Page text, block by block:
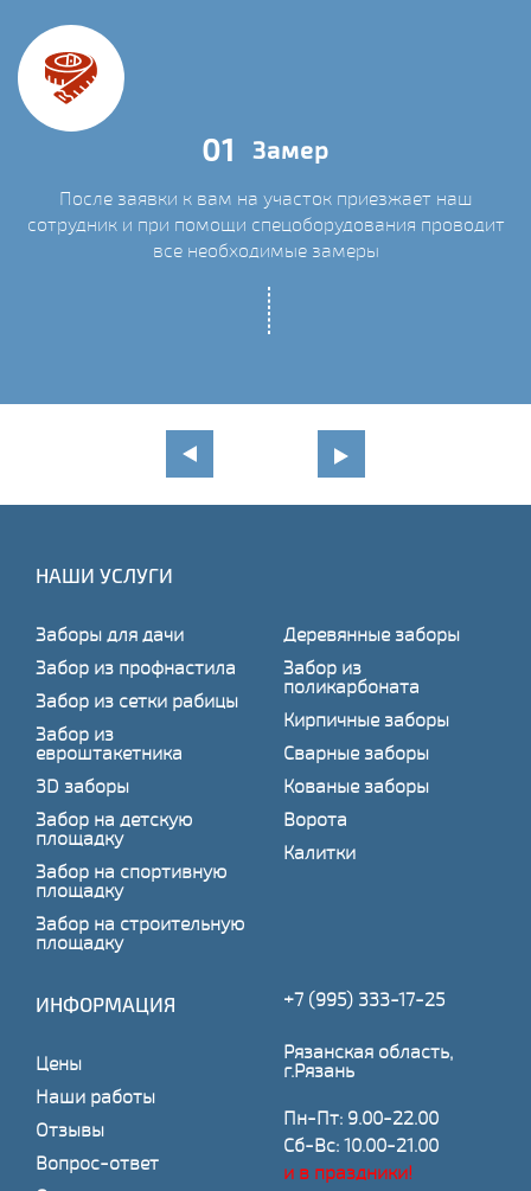
01 Замер
После заявки к вам на участок приезжает наш
сотрудник и при помощи спецоборудования проводит
все необходимые замеры
НАШИ УСЛУГИ
Заборы для дачи
Забор из профнастила
Забор из сетки рабицы
Забор из
евроштакетника
3D заборы
Забор на детскую
площадку
Забор на спортивную
площадку
Забор на строительную
площадку
Деревянные заборы
Забор из
поликарбоната
Кирпичные заборы
Сварные заборы
Кованые заборы
Ворота
Калитки
ИНФОРМАЦИЯ
Цены
Наши работы
Отзывы
Вопрос-ответ
+7 (995) 333-17-25
Рязанская область,
г.Рязань
Пн-Пт: 9.00-22.00
Сб-Вс: 10.00-21.00
и в праздники!